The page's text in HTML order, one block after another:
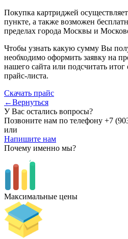
Покупка картриджей
пункте, а также возможен
пределах города Москвы и
Чтобы узнать какую сумму Вы
необходимо оформить заявку на
нашего сайта или подсчитать
прайс-листа.
Скачать прайс
←Вернуться
У Вас остались вопросы?
Позвоните нам по телефону +7
или
Напишите нам
Почему именно мы?
Максимальные цены